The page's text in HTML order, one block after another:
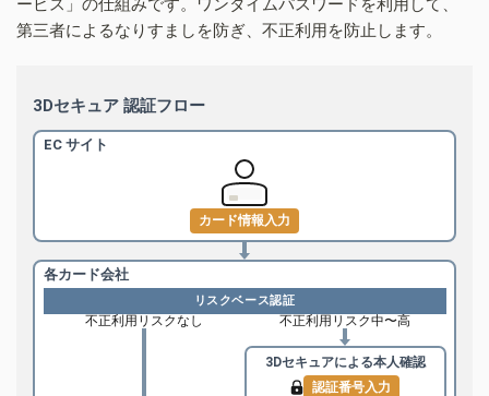
第三者によるなりすましを防ぎ、不正利用を防止します。
3Dセキュア 認証フロー
EC サイト
カード情報入力
各カード会社
リスクベース認証
不正利用リスクなし 不正利用リスク中〜高
3Dセキュアによる本人確認
認証番号入力